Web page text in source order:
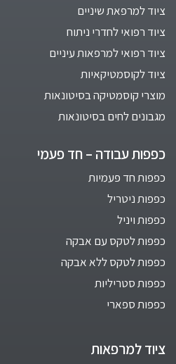
ציוד למרפאת שיניים
ציוד רפואי לחדרי ניתוח
ציוד רפואי למרפאות עיניים
ציוד לקוסמטיקאיות
מוצרי קוסמטיקה בסיטונאות
מגבונים לחים בסיטונאות
כפפות עבודה – חד פעמי
כפפות חד פעמיות
כפפות ניטריל
כפפות ויניל
כפפות לטקס עם אבקה
כפפות לטקס ללא אבקה
כפפות סטריליות
כפפות ספארי
ציוד למרפאות